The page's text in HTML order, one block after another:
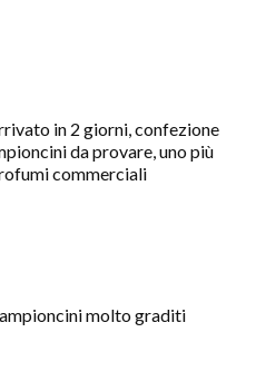
in 2 giorni, confezione
da provare, uno più
commerciali
molto graditi